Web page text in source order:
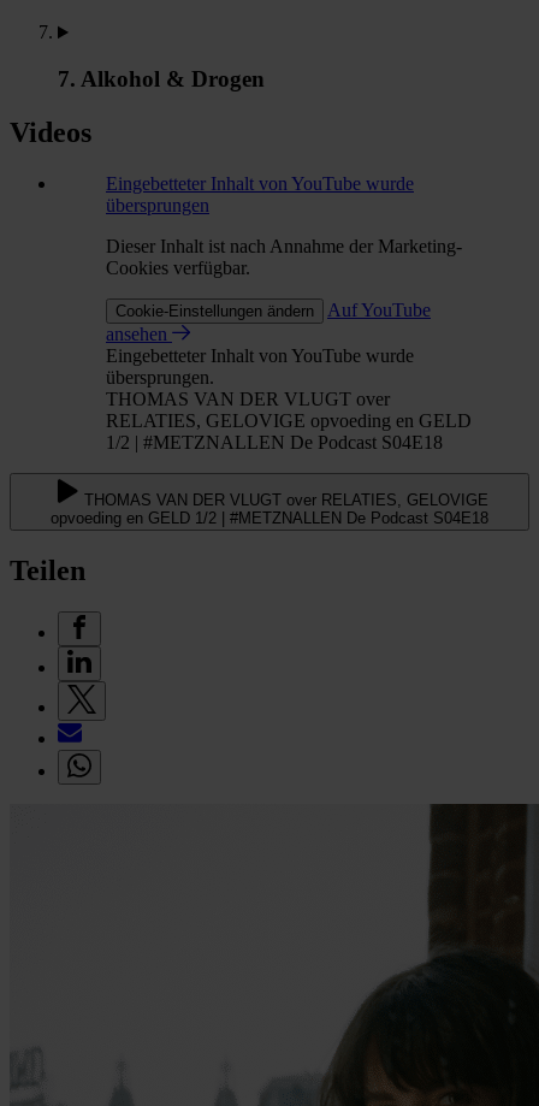
7. Alkohol & Drogen
Videos
Eingebetteter Inhalt von YouTube wurde
übersprungen
Dieser Inhalt ist nach Annahme der Marketing-
Cookies verfügbar.
Cookie-Einstellungen ändern
Auf YouTube
ansehen
Eingebetteter Inhalt von YouTube wurde
übersprungen.
THOMAS VAN DER VLUGT over
RELATIES, GELOVIGE opvoeding en GELD
1/2 | #METZNALLEN De Podcast S04E18
THOMAS VAN DER VLUGT over RELATIES, GELOVIGE
opvoeding en GELD 1/2 | #METZNALLEN De Podcast S04E18
Teilen